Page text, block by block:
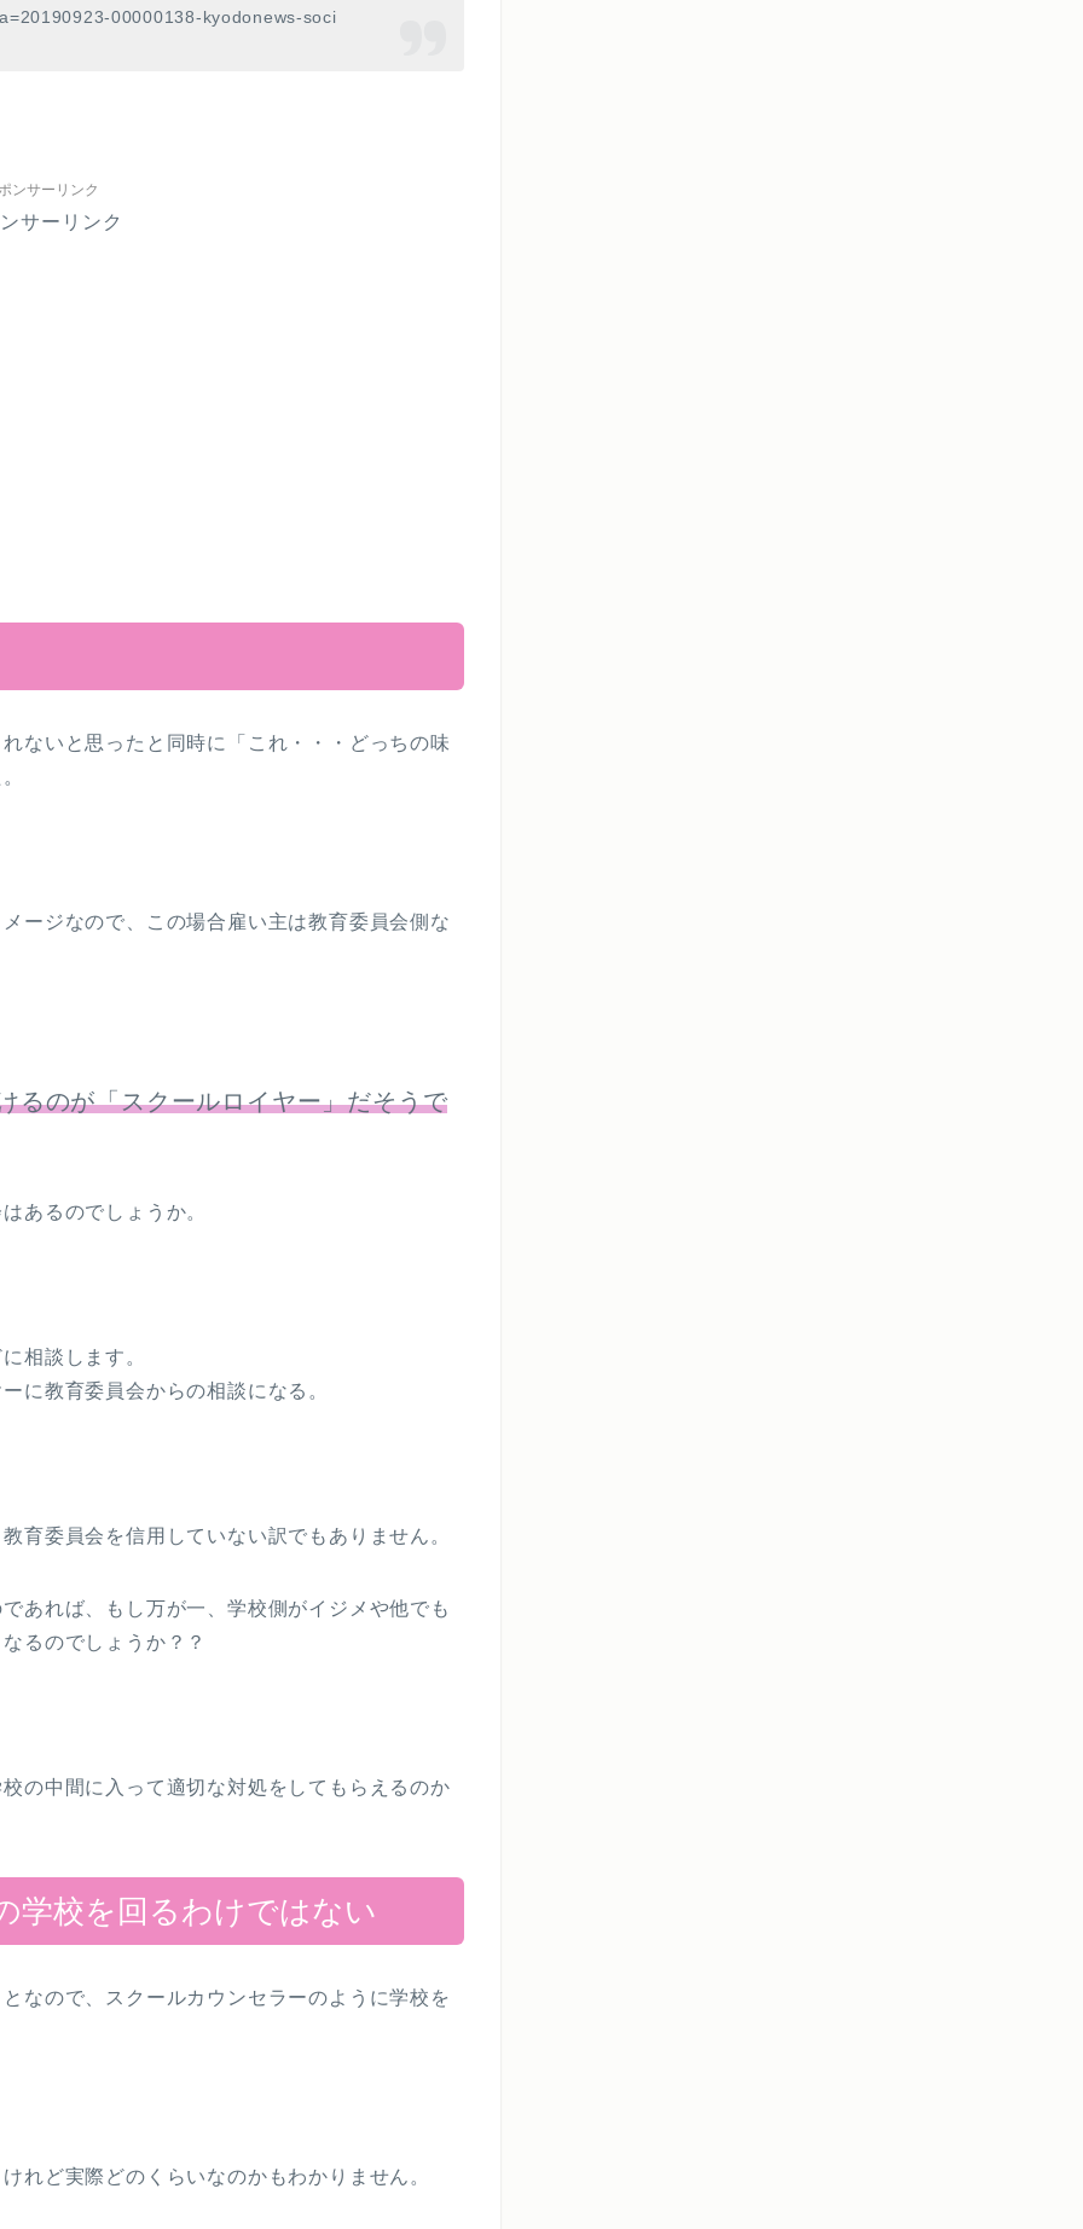
00000138-kyodonews-soci
ンサーリンク
サーリンク
ないと思ったと同時に「これ・・・どっちの味
ージなので、この場合雇い主は教育委員会側な
るのが「スクールロイヤー」だそうで
あるのでしょうか。
相談します。
に教育委員会からの相談になる。
育委員会を信用していない訳でもありません。
あれば、もし万が一、学校側がイジメや他でも
るのでしょうか？？
の中間に入って適切な対処をしてもらえるのか
学校を回るわけではない
なので、スクールカウンセラーのように学校を
れど実際どのくらいなのかもわかりません。